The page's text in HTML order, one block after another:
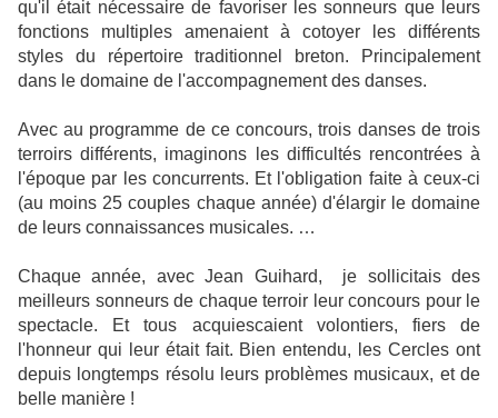
qu'il était nécessaire de favoriser les sonneurs que leurs
fonctions multiples amenaient à cotoyer les différents
styles du répertoire traditionnel breton. Principalement
dans le domaine de l'accompagnement des danses.
Avec au programme de ce concours, trois danses de trois
terroirs différents, imaginons les difficultés rencontrées à
l'époque par les concurrents. Et l'obligation faite à ceux-ci
(au moins 25 couples chaque année) d'élargir le domaine
de leurs connaissances musicales. …
Chaque année, avec Jean Guihard,
je sollicitais des
meilleurs sonneurs de chaque terroir leur concours pour le
spectacle. Et tous acquiescaient volontiers, fiers de
l'honneur qui leur était fait. Bien entendu, les Cercles ont
depuis longtemps résolu leurs problèmes musicaux, et de
belle manière !